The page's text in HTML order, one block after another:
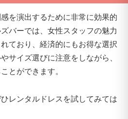
を演出するために非常に効果的
バーでは、女性スタッフの魅力
ており、経済的にもお得な選択
サイズ選びに注意をしながら、
とができます。
レンタルドレスを試してみては